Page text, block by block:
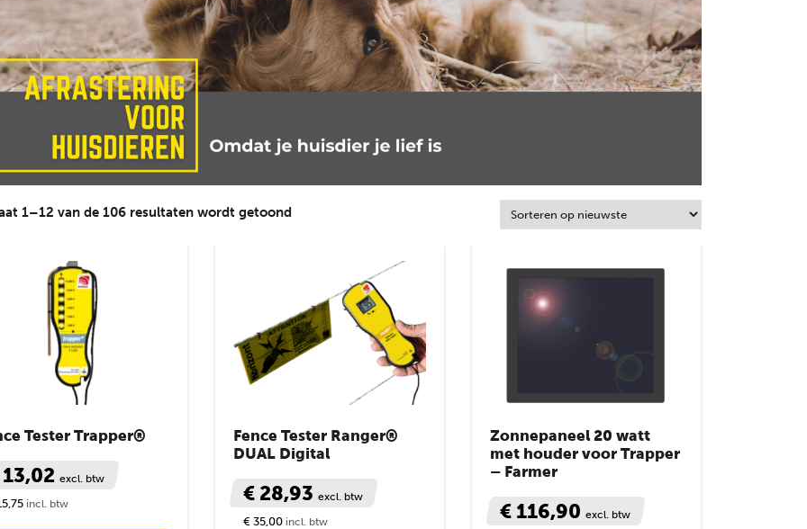
1–12 van de 106 resultaten wordt getoondGesorteerd
Tester Trapper®
excl. btw
incl. btw
Fence Tester Ranger®
DUAL Digital
€ 28,93excl. btw
€ 35,00 incl. btw
Zonnepaneel 20 watt
met houder voor Trapper
– Farmer
€ 116,90excl. btw